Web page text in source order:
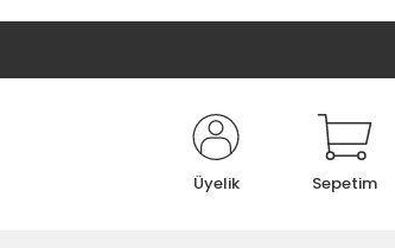
Üyelik Sepetim